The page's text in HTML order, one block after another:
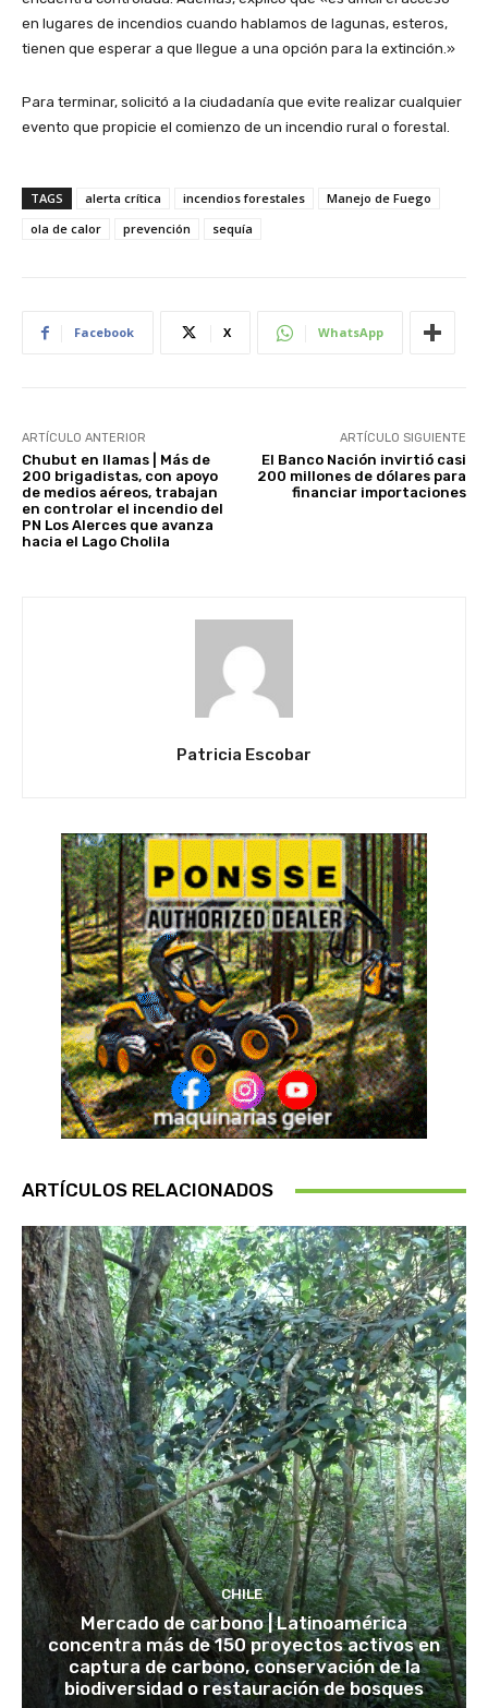
en lugares de incendios cuando hablamos de lagunas, esteros,
tienen que esperar a que llegue a una opción para la extinción.»
Para terminar, solicitó a la ciudadanía que evite realizar cualquier
evento que propicie el comienzo de un incendio rural o forestal.
TAGS alerta crítica incendios forestales
Manejo de Fuego
ola de calor
prevención sequía
Facebook X WhatsApp
ARTÍCULO ANTERIOR
Chubut en llamas | Más de
200 brigadistas, con apoyo
de medios aéreos, trabajan
en controlar el incendio del
PN Los Alerces que avanza
hacia el Lago Cholila
ARTÍCULO SIGUIENTE
El Banco Nación invirtió casi
200 millones de dólares para
financiar importaciones
Patricia Escobar
ARTÍCULOS RELACIONADOS
CHILE
Mercado de carbono | Latinoamérica
concentra más de 150 proyectos activos en
captura de carbono, conservación de la
biodiversidad o restauración de bosques